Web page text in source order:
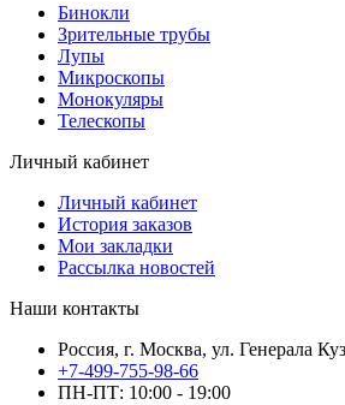
Бинокли
Зрительные трубы
Лупы
Микроскопы
Монокуляры
Телескопы
Личный кабинет
Личный кабинет
История заказов
Мои закладки
Рассылка новостей
Наши контакты
Россия, г. Москва, ул. Генерала
+7-499-755-98-66
ПН-ПТ: 10:00 - 19:00